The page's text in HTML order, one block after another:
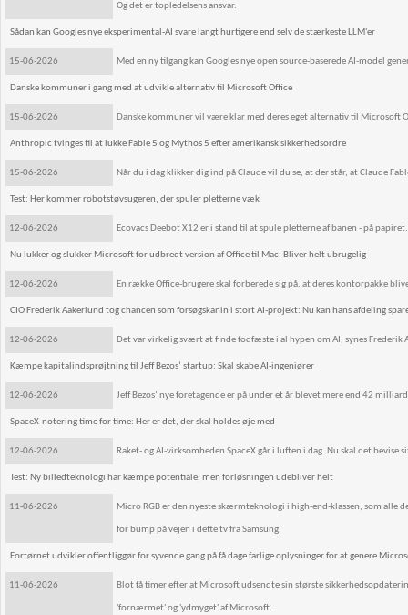
Og det er topledelsens ansvar.
Sådan kan Googles nye eksperimental-AI svare langt hurtigere end selv de stærkeste LLM'er
15-06-2026 Med en ny tilgang kan Googles nye open source-baserede AI-model
Danske kommuner i gang med at udvikle alternativ til Microsoft Office
15-06-2026 Danske kommuner vil være klar med deres eget alternativ til Microsoft
Anthropic tvinges til at lukke Fable 5 og Mythos 5 efter amerikansk sikkerhedsordre
15-06-2026 Når du i dag klikker dig ind på Claude vil du se, at der står, at Claude
Test: Her kommer robotstøvsugeren, der spuler pletterne væk
12-06-2026 Ecovacs Deebot X12 er i stand til at spule pletterne af banen - på
Nu lukker og slukker Microsoft for udbredt version af Office til Mac: Bliver helt ubrugelig
12-06-2026 En række Office-brugere skal forberede sig på, at deres kontorpakke
CIO Frederik Aakerlund tog chancen som forsøgskanin i stort AI-projekt: Nu kan hans afdeling
12-06-2026 Det var virkelig svært at finde fodfæste i al hypen om AI, synes Frederik
Kæmpe kapitalindsprøjtning til Jeff Bezos’ startup: Skal skabe AI-ingeniører
12-06-2026 Jeff Bezos’ nye foretagende er på under et år blevet mere end 42
SpaceX-notering time for time: Her er det, der skal holdes øje med
12-06-2026 Raket- og AI-virksomheden SpaceX går i luften i dag. Nu skal det
Test: Ny billedteknologi har kæmpe potentiale, men forløsningen udebliver helt
11-06-2026 Micro RGB er den nyeste skærmteknologi i high-end-klassen, som
for bump på vejen i dette tv fra Samsung.
Fortørnet udvikler offentliggør for syvende gang på få dage farlige oplysninger for at genere
11-06-2026 Blot få timer efter at Microsoft udsendte sin største
'fornærmet' og 'ydmyget' af Microsoft.